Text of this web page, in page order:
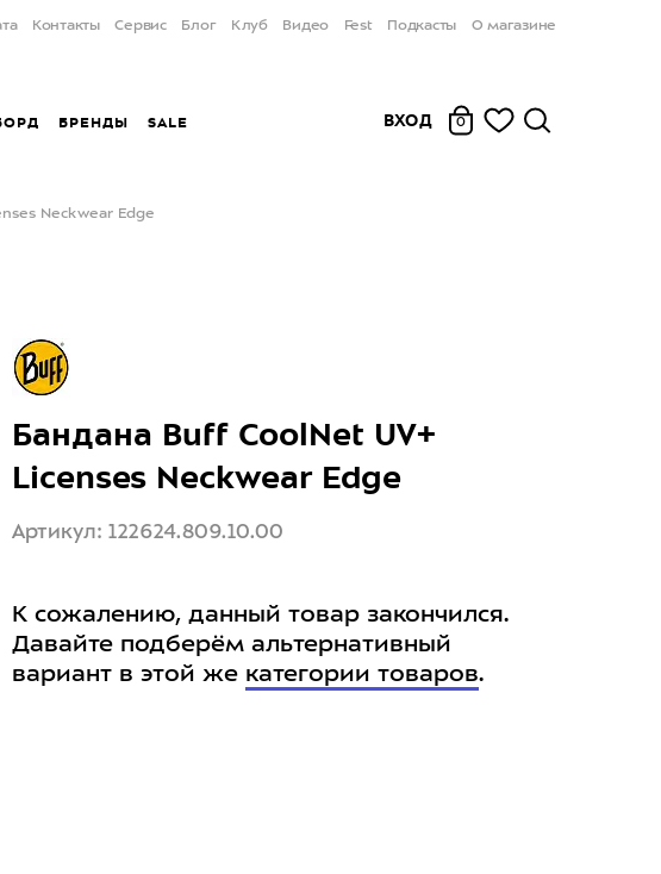
Контакты Сервис Блог Клуб Видео Fest Подкасты О магазине
БРЕНДЫ SALE ВХОД 0
Neckwear Edge
Бандана Buff CoolNet UV+
Licenses Neckwear Edge
Артикул: 122624.809.10.00
К сожалению, данный товар закончился.
Давайте подберём альтернативный
вариант в этой же категории товаров.